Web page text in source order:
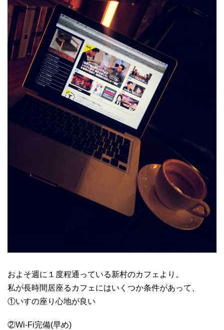
およそ週に１度程通っている新村のカフェより。
私が長時間居座るカフェにはいくつか条件があって、
①いすの座り心地が良い
②Wi-Fi完備(早め)